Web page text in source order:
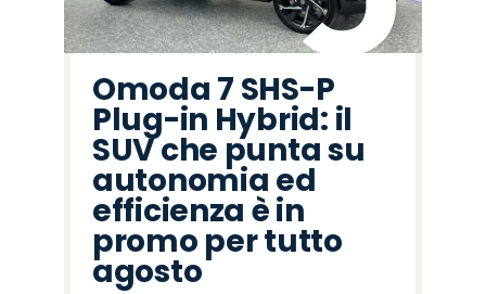
Omoda 7 SHS-P
Plug-in Hybrid: il
SUV che punta su
autonomia ed
efficienza è in
promo per tutto
agosto